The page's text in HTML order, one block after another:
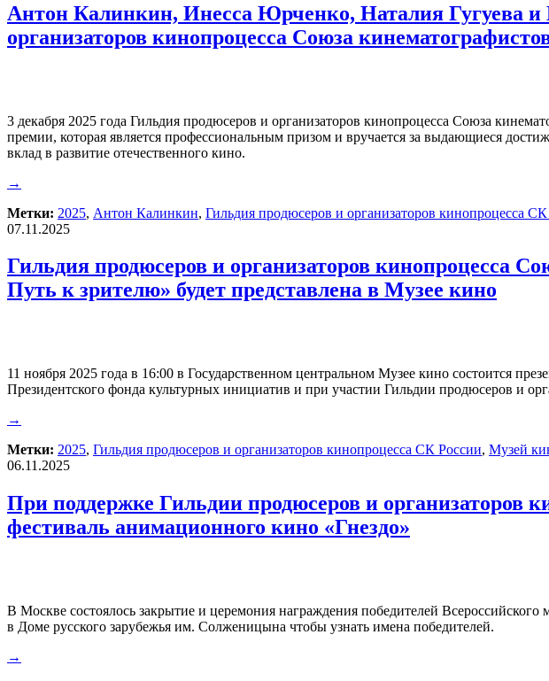
Антон Калинкин, Инесса Юрченко, Наталия Гугуева
организаторов кинопроцесса Союза
3 декабря 2025 года Гильдия продюсеров и организаторов кинопроцесса Союза
премии, которая является профессиональным призом и вручается за выдающиеся
вклад в развитие отечественного кино.
→
Метки: 2025, Антон Калинкин, Гильдия продюсеров и организаторов кинопроцесса
07.11.2025
Гильдия продюсеров и организаторов кинопроцесса
Путь к зрителю» будет представлена в Музее кино
11 ноября 2025 года в 16:00 в Государственном центральном Музее кино состоится
Президентского фонда культурных инициатив и при участии Гильдии продюсеров и
→
Метки: 2025, Гильдия продюсеров и организаторов кинопроцесса СК России, Музей
06.11.2025
При поддержке Гильдии продюсеров и организаторов
фестиваль анимационного кино «Гнездо»
В Москве состоялось закрытие и церемония награждения победителей
в Доме русского зарубежья им. Солженицына чтобы узнать имена победителей.
→